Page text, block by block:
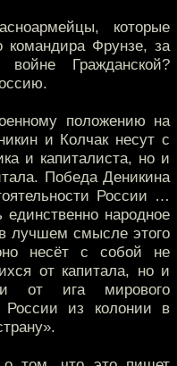
которые
командира Фрунзе, за
Гражданской?
положению на
и Колчак несут с
и капиталиста, но и
Победа Деникина
России …
единственно народное
лучшем смысле этого
несёт с собой не
от капитала, но и
от ига мирового
России из колонии в